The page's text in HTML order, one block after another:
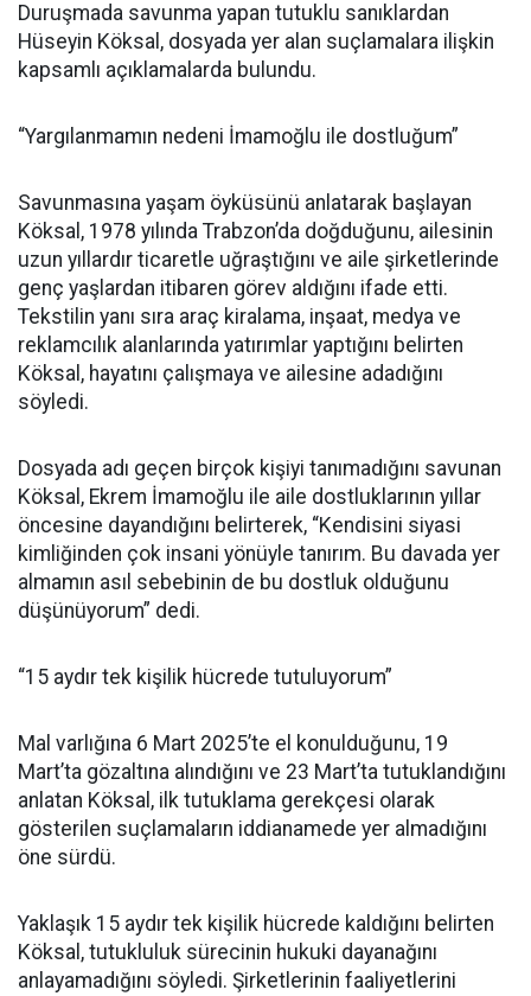
Duruşmada savunma yapan tutuklu sanıklardan
Hüseyin Köksal, dosyada yer alan suçlamalara ilişkin
kapsamlı açıklamalarda bulundu.
“Yargılanmamın nedeni İmamoğlu ile dostluğum”
Savunmasına yaşam öyküsünü anlatarak başlayan
Köksal, 1978 yılında Trabzon’da doğduğunu, ailesinin
uzun yıllardır ticaretle uğraştığını ve aile şirketlerinde
genç yaşlardan itibaren görev aldığını ifade etti.
Tekstilin yanı sıra araç kiralama, inşaat, medya ve
reklamcılık alanlarında yatırımlar yaptığını belirten
Köksal, hayatını çalışmaya ve ailesine adadığını
söyledi.
Dosyada adı geçen birçok kişiyi tanımadığını savunan
Köksal, Ekrem İmamoğlu ile aile dostluklarının yıllar
öncesine dayandığını belirterek, “Kendisini siyasi
kimliğinden çok insani yönüyle tanırım. Bu davada yer
almamın asıl sebebinin de bu dostluk olduğunu
düşünüyorum” dedi.
“15 aydır tek kişilik hücrede tutuluyorum”
Mal varlığına 6 Mart 2025’te el konulduğunu, 19
Mart’ta gözaltına alındığını ve 23 Mart’ta tutuklandığını
anlatan Köksal, ilk tutuklama gerekçesi olarak
gösterilen suçlamaların iddianamede yer almadığını
öne sürdü.
Yaklaşık 15 aydır tek kişilik hücrede kaldığını belirten
Köksal, tutukluluk sürecinin hukuki dayanağını
anlayamadığını söyledi. Şirketlerinin faaliyetlerini